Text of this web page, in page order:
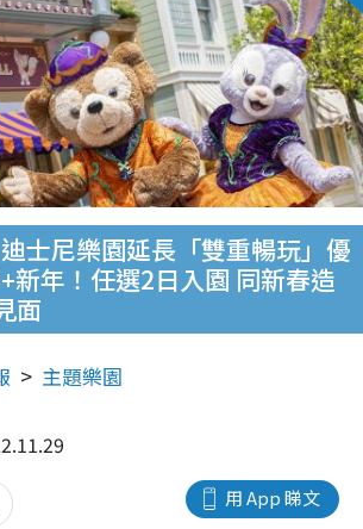
士尼樂園延長「雙重暢玩」優
新年！任選2日入園 同新春造
面
主題樂園
用 App 睇文